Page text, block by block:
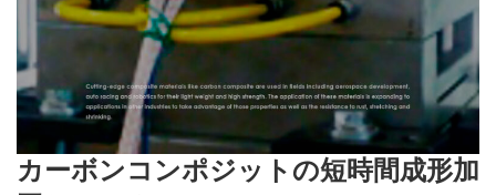
カーボンコンポジットの短時間成形加